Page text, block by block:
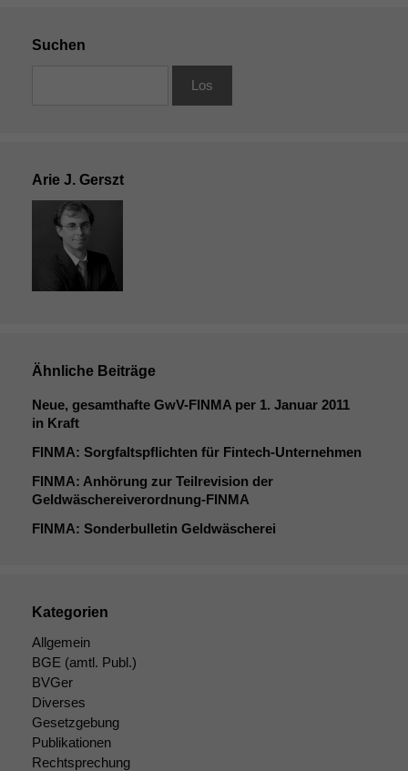
Suchen
Arie J. Gerszt
Ähnliche Beiträge
Neue, gesamthafte GwV-FINMA per 1. Januar 2011
in Kraft
FINMA: Sorgfaltspflichten für Fintech-Unternehmen
FINMA: Anhörung zur Teilrevision der
Geldwäschereiverordnung-FINMA
FINMA: Sonderbulletin Geldwäscherei
Kategorien
Allgemein
BGE (amtl. Publ.)
BVGer
Diverses
Gesetzgebung
Publikationen
Rechtsprechung